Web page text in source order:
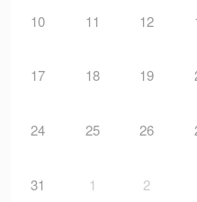
10 11 12
17 18 19
24 25 26
31 1 2